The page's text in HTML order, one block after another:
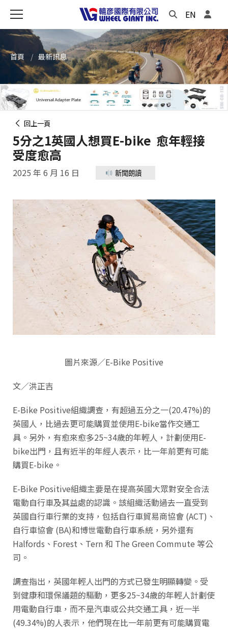
EN
首頁 最新訊息
回上一頁
5分之1英國人想買E-bike 愈年輕接
受度愈高
2025 年 6 月 16 日 新聞朗讀
圖片來源／E-Bike Positive
文／洪正吉
E-Bike Positive組織調查，有超過五分之一(20.47%)的
英國人，比過去更可能購買並使用E-bike當作交通工
具。另外，有愈來愈多25~34歲的年輕人，計劃使用E-
bike出門，且有近半的年經人表示，比一年前更有可能
購買E-bike。
E-Bike Positive組織主要是在提高英國大眾對安全合法
電動自行車及其益處的認識。該組織活動過去一直受到
英國自行車行業的支持，包括自行車貿易商協會 (ACT)、
自行車協會 (BA)和博世電動自行車系統，另外還有
Halfords、Forest、Tern 和 The Green Commute 等公
司。
調查指出，英國年輕人出門的方式已發生明顯轉變。受
到健康和環保議題的驅動，更多25~34歲的年輕人計劃使
用電動自行車，而不是汽車或公共交通工具，近一半
(49.34%)的人表示，他們現在比一年前更有可能購買電